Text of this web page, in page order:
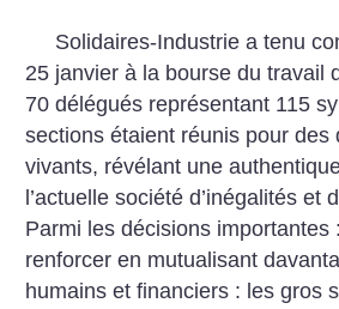
Solidaires-Industrie a tenu
25 janvier à la bourse du travail
70 délégués représentant 115
sections étaient réunis pour des
vivants, révélant une
l’actuelle société d’inégalités et
Parmi les décisions importantes
renforcer en mutualisant
humains et financiers : les gros